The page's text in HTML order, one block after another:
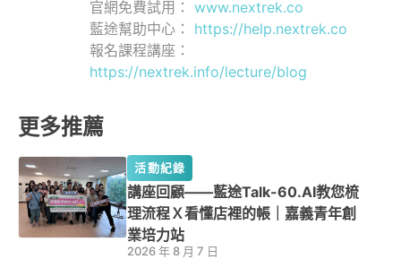
官網免費試用： www.nextrek.co
藍途幫助中心： https://help.nextrek.co
報名課程講座：
https://nextrek.info/lecture/blog
更多推薦
活動紀錄
講座回顧——藍途Talk-60.AI教您梳
理流程Ｘ看懂店裡的帳｜嘉義青年創
業培力站
2026 年 8 月 7 日